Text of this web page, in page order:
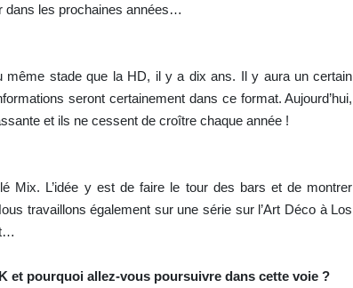
dans les prochaines années…
stade que la HD, il y a dix ans. Il y aura un certain
seront certainement dans ce format. Aujourd’hui,
et ils ne cessent de croître chaque année !
Mix. L’idée y est de faire le tour des bars et de montrer
travaillons également sur une série sur l’Art Déco à Los
et pourquoi allez-vous poursuivre dans cette voie ?